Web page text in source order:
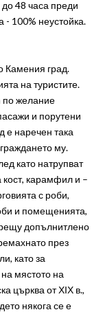
до 48 часа преди
- 100% неустойка.
Камения град.
на туристите.
по желание
и порутени
е наречен така
му.
като натрупват
кост, карамфил и –
с роби,
и помещенията,
допълнитлено
през
като за
мястото на
църква от ХІХ в.,
някога се е